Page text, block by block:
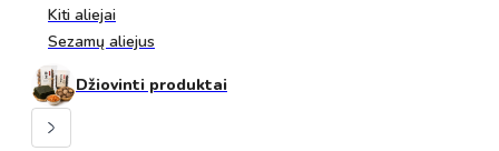
Kiti aliejai
Sezamų aliejus
Džiovinti produktai